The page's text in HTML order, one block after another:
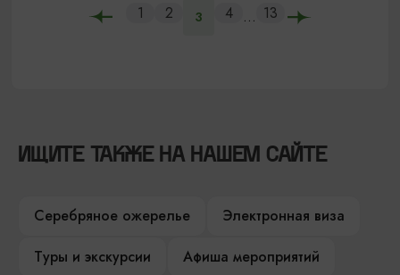
1 2 3 4 ... 13
ИЩИТЕ ТАКЖЕ НА НАШЕМ САЙТЕ
Серебряное ожерелье
Электронная виза
Туры и экскурсии
Афиша мероприятий